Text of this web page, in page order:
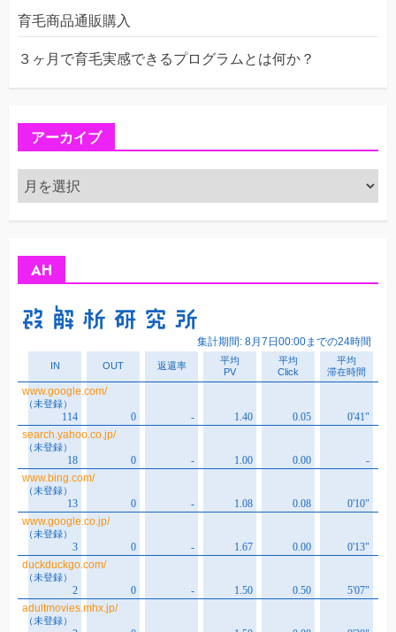
育毛商品通販購入
３ヶ月で育毛実感できるプログラムとは何か？
アーカイブ
ア
ー
カ
AH